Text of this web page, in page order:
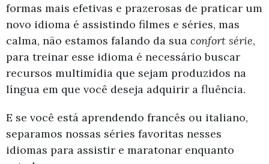
formas mais efetivas e prazerosas de praticar um
novo idioma é assistindo filmes e séries, mas
calma, não estamos falando da sua confort série,
para treinar esse idioma é necessário buscar
recursos multimídia que sejam produzidos na
língua em que você deseja adquirir a fluência.
E se você está aprendendo francês ou italiano,
separamos nossas séries favoritas nesses
idiomas para assistir e maratonar enquanto